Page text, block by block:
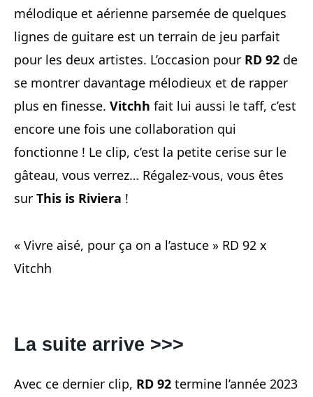
mélodique et aérienne parsemée de quelques
lignes de guitare est un terrain de jeu parfait
pour les deux artistes. L’occasion pour RD 92 de
se montrer davantage mélodieux et de rapper
plus en finesse. Vitchh fait lui aussi le taff, c’est
encore une fois une collaboration qui
fonctionne ! Le clip, c’est la petite cerise sur le
gâteau, vous verrez… Régalez-vous, vous êtes
sur This is Riviera !
« Vivre aisé, pour ça on a l’astuce » RD 92 x
Vitchh
La suite arrive >>>
Avec ce dernier clip, RD 92 termine l’année 2023